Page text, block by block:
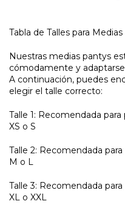
Tabla de Talles para
Nuestras medias pantys
cómodamente y
A continuación, puedes
elegir el talle correcto:
Talle 1: Recomendada
XS o S
Talle 2: Recomendada
M o L
Talle 3: Recomendada
XL o XXL